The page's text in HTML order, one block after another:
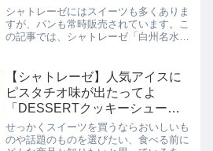
テーブルロール ぶどう 4個入」
シャトレーゼにはスイーツも多くありま
すが、パンも常時販売されています。こ
の記事では、シャトレーゼ「白州名水仕
【シャトレーゼ】人気アイスに
ピスタチオ味が出たってよ
「DESSERTクッキーシューア
イス ピスタチオ」
せっかくスイーツを買うならおいしいも
のや話題のものを選びたい、食べる前に